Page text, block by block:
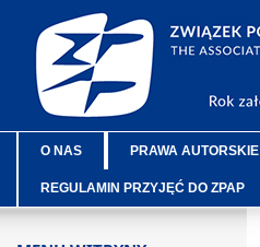
O NAS PRAWA AUTORSKIE
REGULAMIN PRZYJĘĆ DO ZPAP